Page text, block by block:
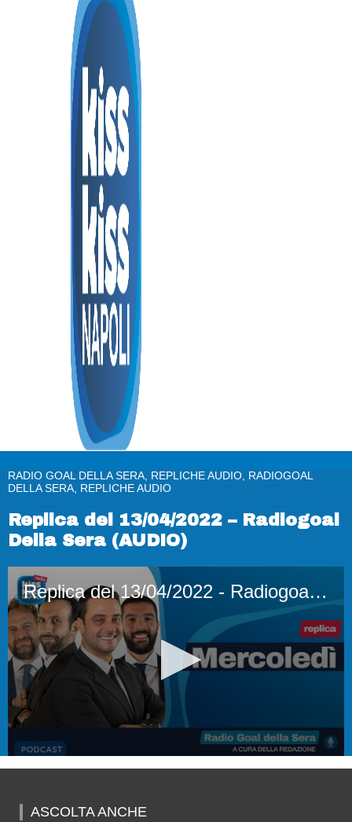
RADIO GOAL DELLA SERA, REPLICHE AUDIO, RADIOGOAL
DELLA SERA, REPLICHE AUDIO
Replica del 13/04/2022 – Radiogoal
Della Sera (AUDIO)
Replica del 13/04/2022 - Radiogoal Della Sera (AUDIO)
minutes,
ASCOLTA ANCHE